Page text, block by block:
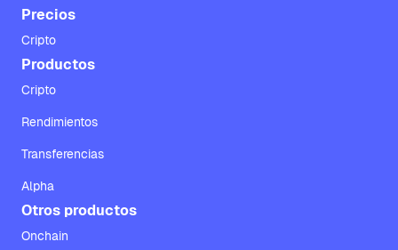
Precios
Cripto
Productos
Cripto
Rendimientos
Transferencias
Alpha
Otros productos
Onchain